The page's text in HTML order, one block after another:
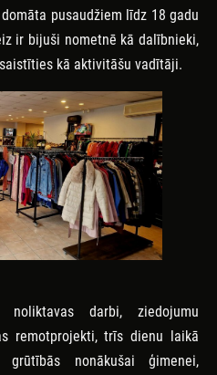
pusaudžiem līdz 18 gadu
ir bijuši nometnē kā dalībnieki,
kā aktivitāšu vadītāji.
noliktavas darbi, ziedojumu
remotprojekti, trīs dienu laikā
nonākušai ģimenei,